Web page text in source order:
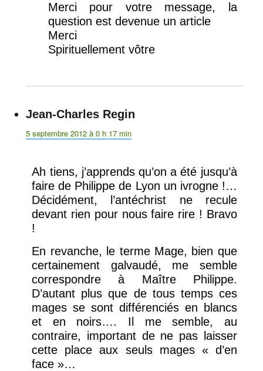
Merci pour votre message, la
question est devenue un article
Merci
Spirituellement vôtre
Jean-Charles Regin
5 septembre 2012 à 0 h 17 min
Ah tiens, j’apprends qu’on a été jusqu’à
faire de Philippe de Lyon un ivrogne !…
Décidément, l’antéchrist ne recule
devant rien pour nous faire rire ! Bravo
!
En revanche, le terme Mage, bien que
certainement galvaudé, me semble
correspondre à Maître Philippe.
D’autant plus que de tous temps ces
mages se sont différenciés en blancs
et en noirs…. Il me semble, au
contraire, important de ne pas laisser
cette place aux seuls mages « d’en
face »…